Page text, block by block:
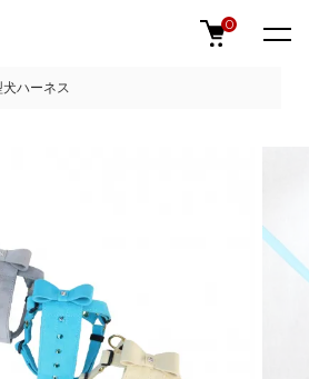
0
犬ハーネス